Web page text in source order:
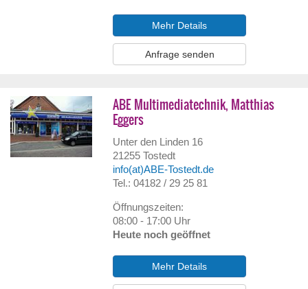
Mehr Details
Anfrage senden
ABE Multimediatechnik, Matthias
Eggers
Unter den Linden 16
21255 Tostedt
info(at)ABE-Tostedt.de
Tel.: 04182 / 29 25 81
Öffnungszeiten:
08:00 - 17:00 Uhr
Heute noch geöffnet
Mehr Details